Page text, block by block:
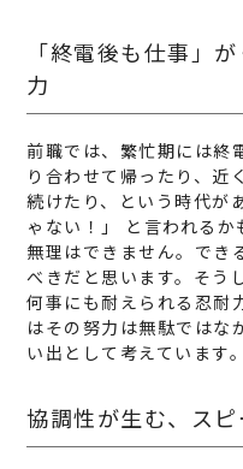
「終電後も仕事」
力
前職では、繁忙期には終
り合わせて帰ったり、近
続けたり、という時代が
ゃない！」 と言われる
無理はできません。でき
べきだと思います。そう
何事にも耐えられる忍耐
はその努力は無駄ではな
い出として考えています。
協調性が生む、ス